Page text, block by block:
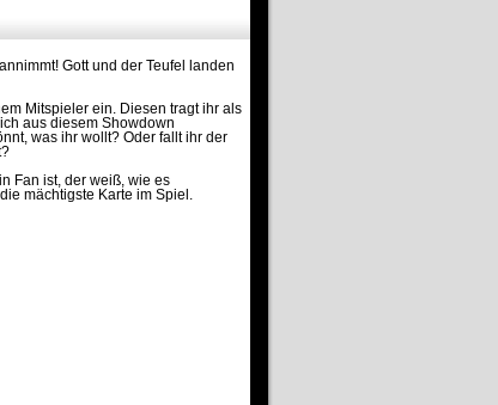
Gott und der Teufel landen
Mitspieler ein. Diesen tragt ihr als
aus diesem Showdown
was ihr wollt? Oder fallt ihr der
Fan ist, der weiß, wie es
mächtigste Karte im Spiel.